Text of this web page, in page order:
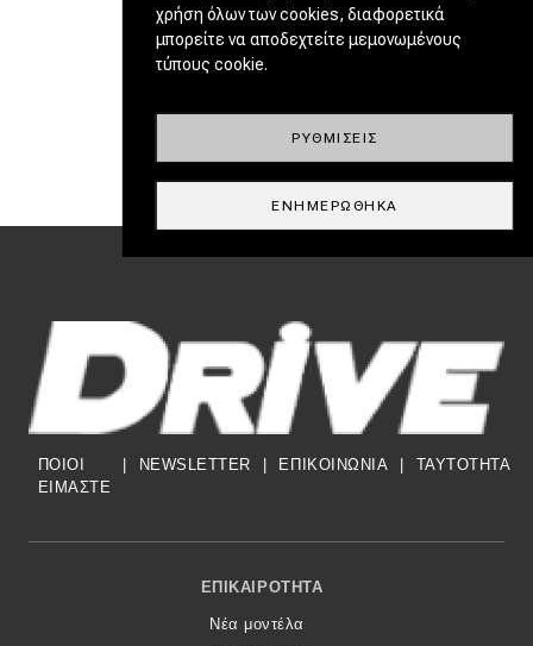
ΠΟΙΟΙ
ΕΙΜΑΣΤΕ
NEWSLETTER ΕΠΙΚΟΙΝΩΝΙΑ TAYTOTHTA
Footer Menu
ΕΠΙΚΑΙΡΌΤΗΤΑ
Νέα μοντέλα
χρήση όλων των cookies, διαφορετικά
μπορείτε να αποδεχτείτε μεμονωμένους
τύπους cookie.
ΡΥΘΜΊΣΕΙΣ
ΕΝΗΜΕΡΏΘΗΚΑ